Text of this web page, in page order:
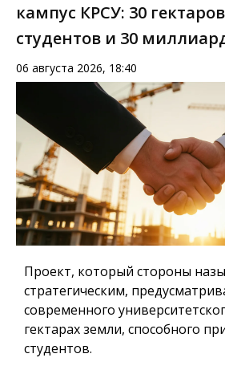
кампус КРСУ: 30
студентов и 30
06 августа 2026, 18:40
Проект, который стороны
стратегическим,
современного
гектарах земли, способного
студентов.